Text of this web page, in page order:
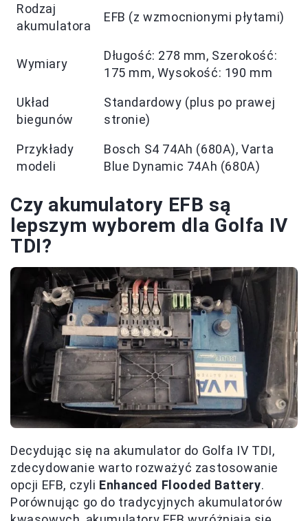
Rodzaj
akumulatora
EFB (z wzmocnionymi płytami)
Wymiary
Długość: 278 mm, Szerokość:
175 mm, Wysokość: 190 mm
Układ
biegunów
Standardowy (plus po prawej
stronie)
Przykłady
modeli
Bosch S4 74Ah (680A), Varta
Blue Dynamic 74Ah (680A)
Czy akumulatory EFB są
lepszym wyborem dla Golfa IV
TDI?
Decydując się na akumulator do Golfa IV TDI,
zdecydowanie warto rozważyć zastosowanie
opcji EFB, czyli Enhanced Flooded Battery.
Porównując go do tradycyjnych akumulatorów